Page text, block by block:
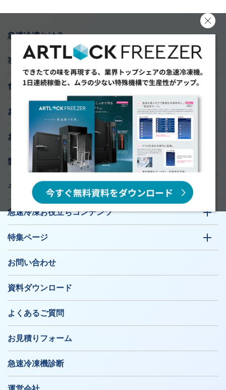
急速冷凍とは？
導入実績
食材研究ラボ
おすすめ導入サポート
お知らせ
製品ラインナップ
そのお悩み、急速冷凍機が解決します！
急速冷凍お役立ちコンテンツ
特集ページ
お問い合わせ
資料ダウンロード
よくあるご質問
お見積りフォーム
急速冷凍機診断